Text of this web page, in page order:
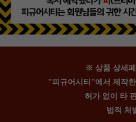
※ 상품 상세
"피규어시티"에서 제작
허가 없이 타
법적 처